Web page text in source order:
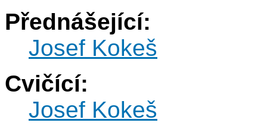
Přednášející:
Josef Kokeš
Cvičící:
Josef Kokeš